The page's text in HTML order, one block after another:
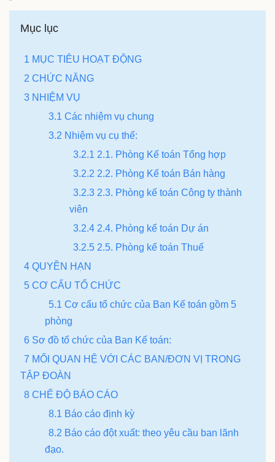
Mục lục
1 MỤC TIÊU HOẠT ĐỘNG
2 CHỨC NĂNG
3 NHIỆM VỤ
3.1 Các nhiệm vụ chung
3.2 Nhiệm vụ cụ thể:
3.2.1 2.1. Phòng Kế toán Tổng hợp
3.2.2 2.2. Phòng Kế toán Bán hàng
3.2.3 2.3. Phòng kế toán Công ty thành
viên
3.2.4 2.4. Phòng kế toán Dự án
3.2.5 2.5. Phòng kế toán Thuế
4 QUYỀN HẠN
5 CƠ CẤU TỔ CHỨC
5.1 Cơ cấu tổ chức của Ban Kế toán gồm 5
phòng
6 Sơ đồ tổ chức của Ban Kế toán:
7 MỐI QUAN HỆ VỚI CÁC BAN/ĐƠN VỊ TRONG
TẬP ĐOÀN
8 CHẾ ĐỘ BÁO CÁO
8.1 Báo cáo định kỳ
8.2 Báo cáo đột xuất: theo yêu cầu ban lãnh
đạo.